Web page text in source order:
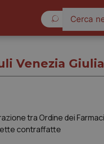
Venezia Giulia